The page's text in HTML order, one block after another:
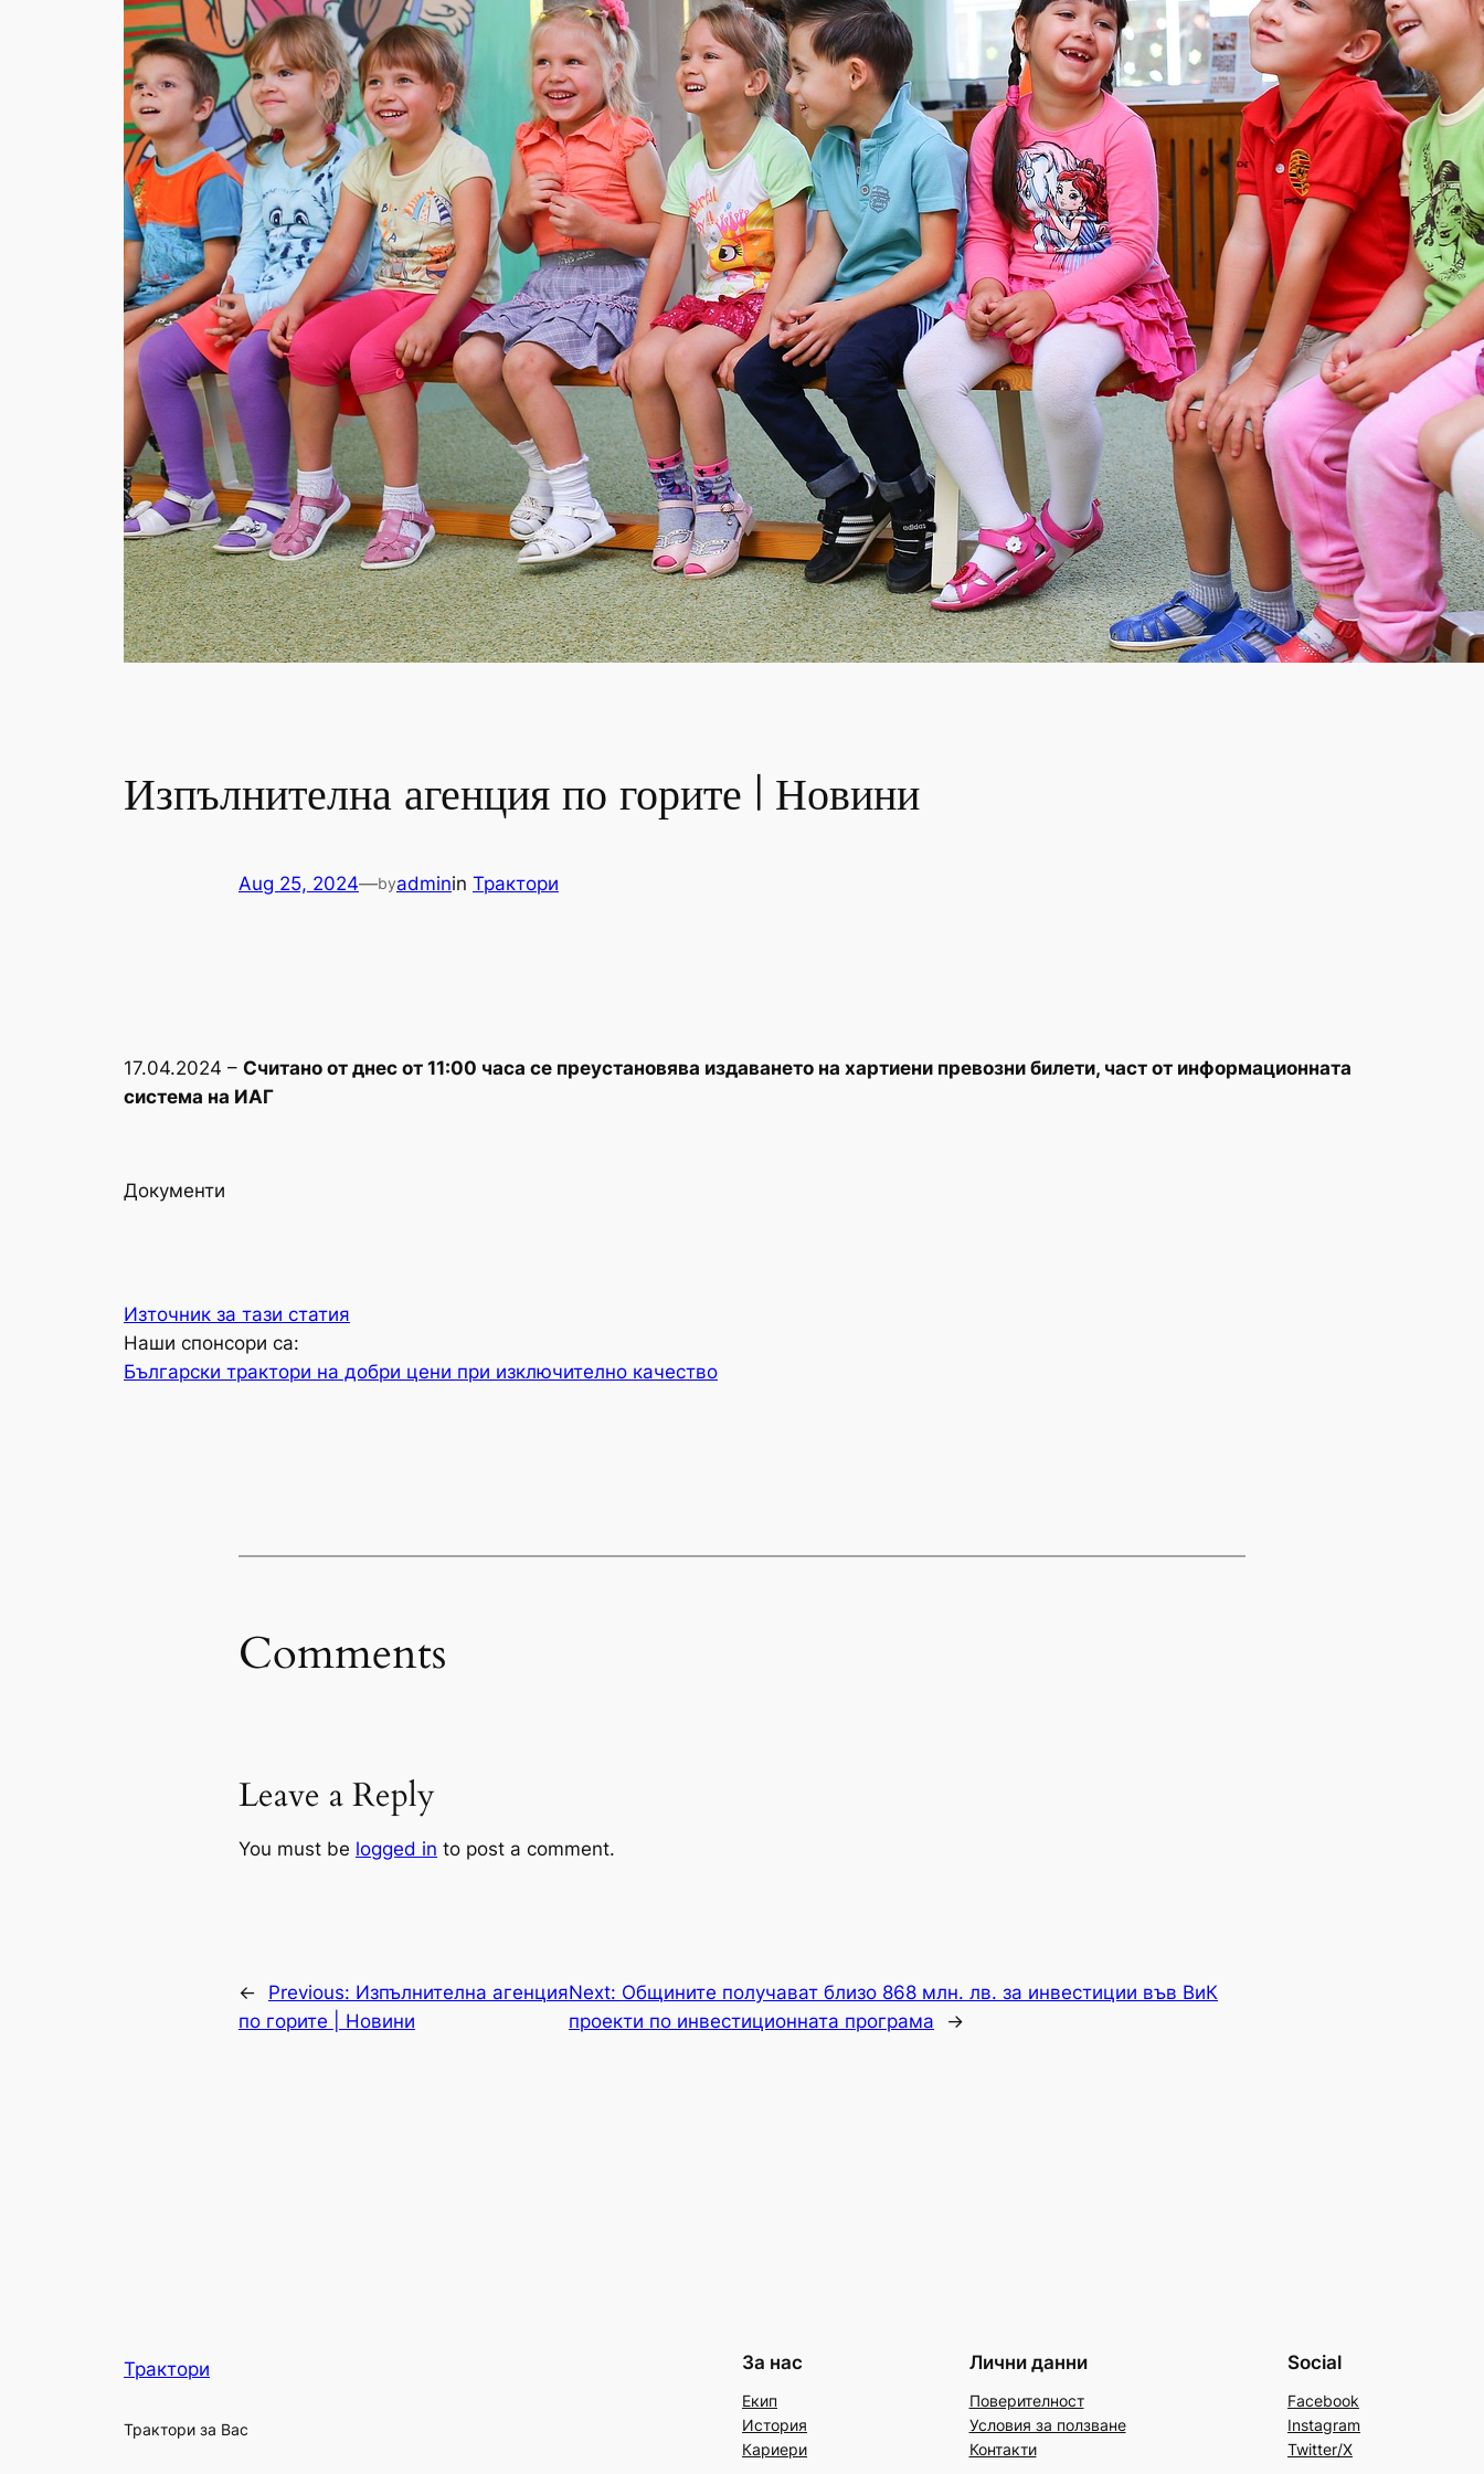
Изпълнителна агенция по горите | Новини
Aug 25, 2024—byadminin Трактори
17.04.2024 – Считано от днес от 11:00 часа се преустановява издаването на хартиени превозни билети, част от информационната
система на ИАГ
Документи
Източник за тази статия
Наши спонсори са:
Български трактори на добри цени при изключително качество
Comments
Leave a Reply
You must be logged in to post a comment.
← Previous: Изпълнителна агенция
по горите | Новини
Next: Общините получават близо 868 млн. лв. за инвестиции във ВиК
проекти по инвестиционната програма
→
Трактори
Трактори за Вас
За нас
Екип
История
Кариери
Лични данни
Поверителност
Условия за ползване
Контакти
Social
Facebook
Instagram
Twitter/X